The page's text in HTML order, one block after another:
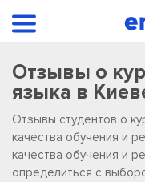
Отзывы о
языка в
Отзывы студентов о
качества обучения и
качества обучения и
определиться с